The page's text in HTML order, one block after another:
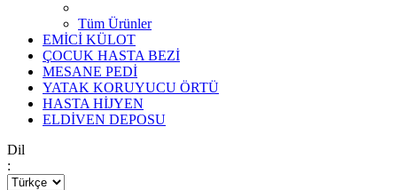
Tüm Ürünler
EMİCİ KÜLOT
ÇOCUK HASTA BEZİ
MESANE PEDİ
YATAK KORUYUCU ÖRTÜ
HASTA HİJYEN
ELDİVEN DEPOSU
Dil
: